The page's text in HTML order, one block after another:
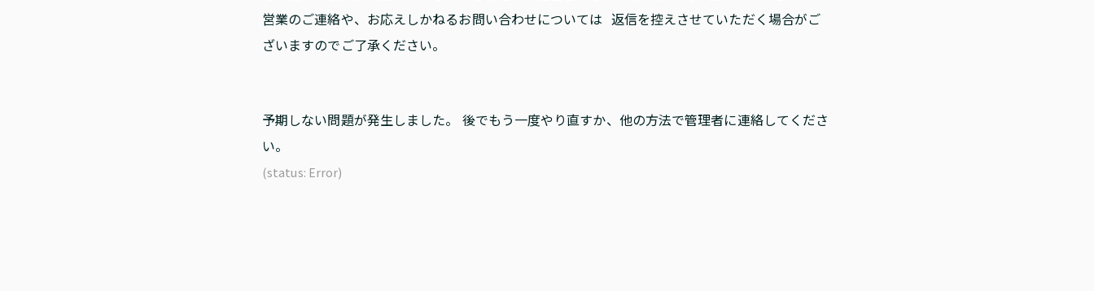
営業のご連絡や、お応えしかねるお問い合わせについては 返信を控えさせていただく場合がご
ざいますのでご了承ください。
予期しない問題が発生しました。 後でもう一度やり直すか、他の方法で管理者に連絡してくださ
い。
(status: Error)